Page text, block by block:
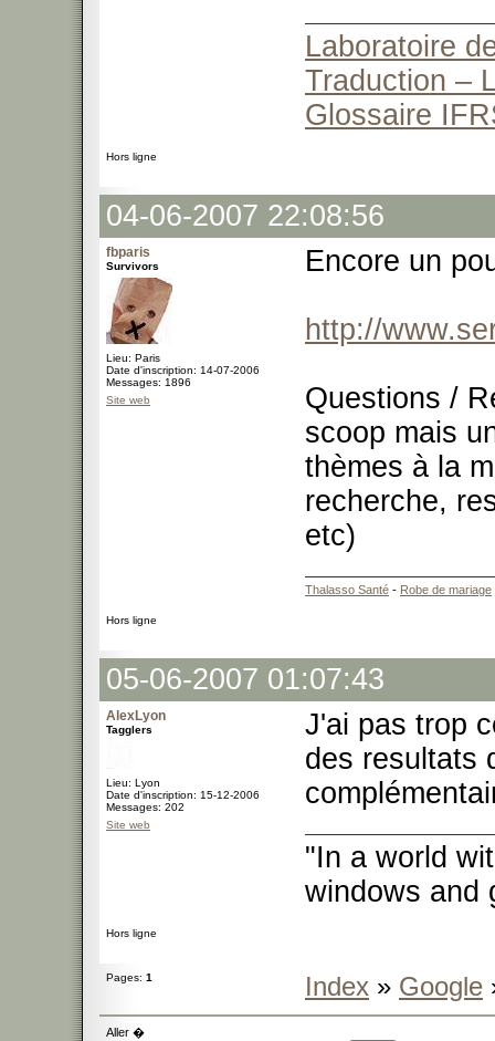
Laboratoire
Traduction –
Glossaire
Hors ligne
04-06-2007 22:08:56
fbparis
Survivors
Lieu: Paris
Date d'inscription: 14-07-2006
Messages: 1896
Site web
Encore un
http://
Questions /
scoop mais
thèmes à la
recherche,
etc)
Thalasso Santé - Robe de mariage
Hors ligne
05-06-2007 01:07:43
AlexLyon
Tagglers
Lieu: Lyon
Date d'inscription: 15-12-2006
Messages: 202
Site web
J'ai pas trop
des resultats
"In a world
windows and
Hors ligne
Pages: 1 Index » Google
Aller �